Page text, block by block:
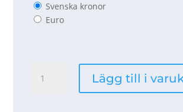
Svenska kronor
Euro
uggla
Lägg till i